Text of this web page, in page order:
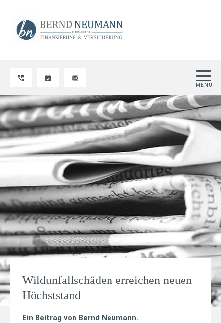
Wildunfallschäden erreichen neuen
Höchststand
Ein Beitrag von Bernd Neumann.